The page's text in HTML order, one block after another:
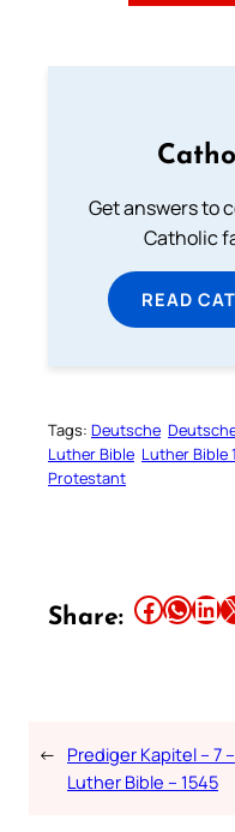
Get answers to
Catholic
READ
Tags: Deutsche
Luther Bible Luther Bible
Protestant
Share: Share this article on Facebook Share this article on WhatsApp Share this article on LinkedIn Share this
← Prediger Kapitel – 7 –
Luther Bible – 1545